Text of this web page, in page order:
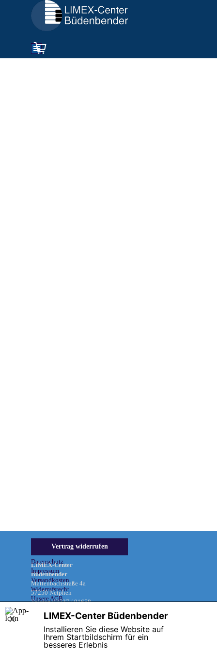
Direkt zum Seiteninhalt
Menü überspringen
Informationen &
Datenschutz
Impressum
Versandkosten
Widerrufsrecht
Unsere AGB
LIMEX-Center
Büdenbender
Mattenbachstraße 4a
57250 Netphen
Telefon 02737 / 91658
Vertrag widerrufen
Zurück zum Seiteninhalt
LIMEX-Center Büdenbender
Installieren Sie diese Website auf
Ihrem Startbildschirm für ein
besseres Erlebnis
X